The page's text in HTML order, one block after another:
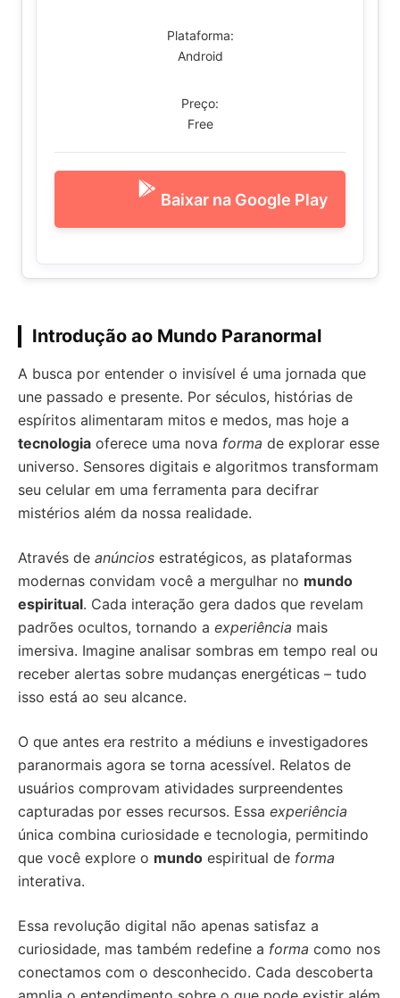
Plataforma:
Android
Preço:
Free
Baixar na Google Play
Introdução ao Mundo Paranormal
A busca por entender o invisível é uma jornada que
une passado e presente. Por séculos, histórias de
espíritos alimentaram mitos e medos, mas hoje a
tecnologia oferece uma nova forma de explorar esse
universo. Sensores digitais e algoritmos transformam
seu celular em uma ferramenta para decifrar
mistérios além da nossa realidade.
Através de anúncios estratégicos, as plataformas
modernas convidam você a mergulhar no mundo
espiritual. Cada interação gera dados que revelam
padrões ocultos, tornando a experiência mais
imersiva. Imagine analisar sombras em tempo real ou
receber alertas sobre mudanças energéticas – tudo
isso está ao seu alcance.
O que antes era restrito a médiuns e investigadores
paranormais agora se torna acessível. Relatos de
usuários comprovam atividades surpreendentes
capturadas por esses recursos. Essa experiência
única combina curiosidade e tecnologia, permitindo
que você explore o mundo espiritual de forma
interativa.
Essa revolução digital não apenas satisfaz a
curiosidade, mas também redefine a forma como nos
conectamos com o desconhecido. Cada descoberta